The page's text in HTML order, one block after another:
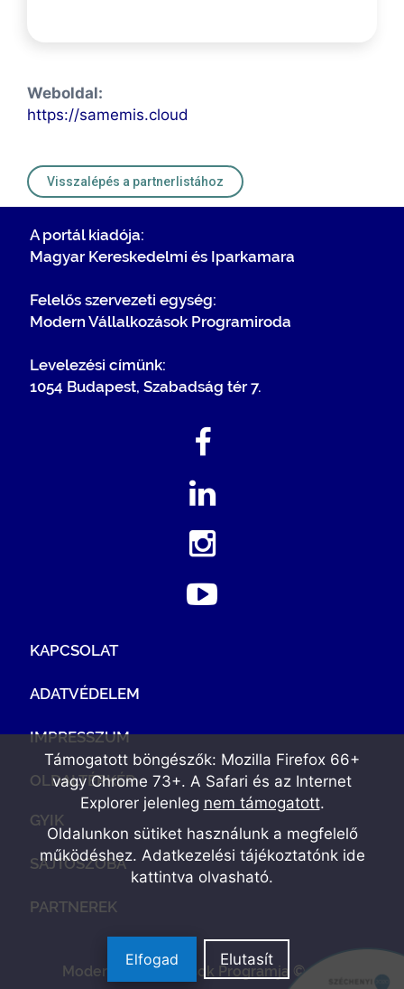
Weboldal:
https://samemis.cloud
Visszalépés a partnerlistához
A portál kiadója:
Magyar Kereskedelmi és Iparkamara
Felelős szervezeti egység:
Modern Vállalkozások Programiroda
Levelezési címünk:
1054 Budapest, Szabadság tér 7.
KAPCSOLAT
ADATVÉDELEM
IMPRESSZUM
OLDALTÉRKÉP
GYIK
SAJTÓSZOBA
PARTNEREK
Modern Vállalkozások Programja © 2022
Támogatott böngészők: Mozilla Firefox 66+
vagy Chrome 73+. A Safari és az Internet
Explorer jelenleg nem támogatott.
Oldalunkon sütiket használunk a megfelelő
működéshez. Adatkezelési tájékoztatónk ide
kattintva olvasható.
Elfogad Elutasít